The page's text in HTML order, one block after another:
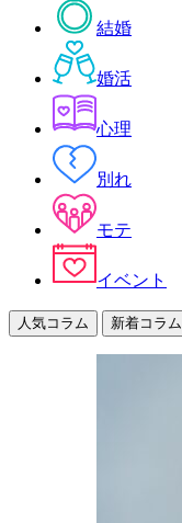
結婚
婚活
心理
別れ
モテ
イベント
人気コラム 新着コラム